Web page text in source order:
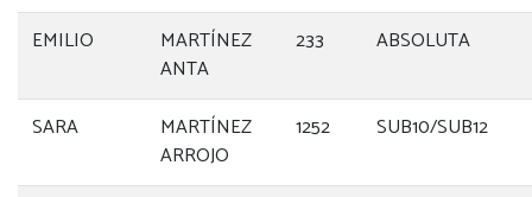
EMILIO
MARTÍNEZ
ANTA
233 ABSOLUTA
SARA
MARTÍNEZ
ARROJO
1252 SUB10/SUB12